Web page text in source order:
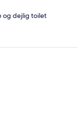
og dejlig toilet